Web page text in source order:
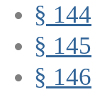
§ 144
§ 145
§ 146